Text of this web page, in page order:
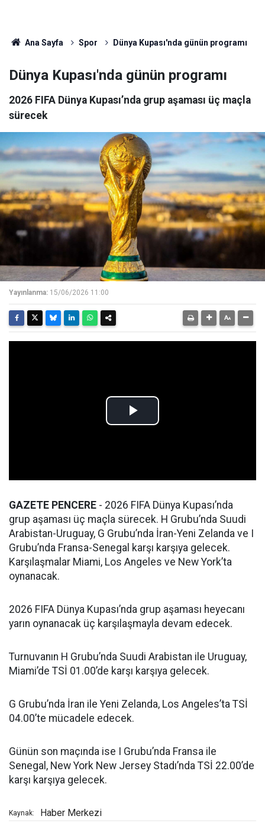
Ana Sayfa Spor Dünya Kupası'nda günün programı
Dünya Kupası'nda günün programı
2026 FIFA Dünya Kupası’nda grup aşaması üç maçla
sürecek
Yayınlanma: 15/06/2026 11:00
GAZETE PENCERE - 2026 FIFA Dünya Kupası’nda
grup aşaması üç maçla sürecek. H Grubu’nda Suudi
Arabistan-Uruguay, G Grubu’nda İran-Yeni Zelanda ve I
Grubu’nda Fransa-Senegal karşı karşıya gelecek.
Karşılaşmalar Miami, Los Angeles ve New York’ta
oynanacak.
2026 FIFA Dünya Kupası’nda grup aşaması heyecanı
yarın oynanacak üç karşılaşmayla devam edecek.
Turnuvanın H Grubu’nda Suudi Arabistan ile Uruguay,
Miami’de TSİ 01.00’de karşı karşıya gelecek.
G Grubu’nda İran ile Yeni Zelanda, Los Angeles’ta TSİ
04.00’te mücadele edecek.
Günün son maçında ise I Grubu’nda Fransa ile
Senegal, New York New Jersey Stadı’nda TSİ 22.00’de
karşı karşıya gelecek.
Kaynak: Haber Merkezi